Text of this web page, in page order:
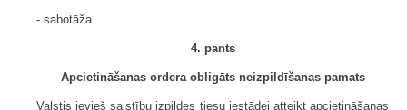
- sabotāža.
4. pants
Apcietināšanas ordera obligāts neizpildīšanas pamats
Valstis ievieš saistību izpildes tiesu iestādei atteikt apcietināšanas